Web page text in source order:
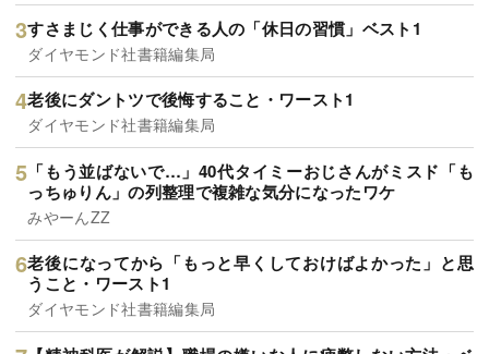
すさまじく仕事ができる人の「休日の習慣」ベスト1
ダイヤモンド社書籍編集局
老後にダントツで後悔すること・ワースト1
ダイヤモンド社書籍編集局
「もう並ばないで…」40代タイミーおじさんがミスド「も
っちゅりん」の列整理で複雑な気分になったワケ
みやーんZZ
老後になってから「もっと早くしておけばよかった」と思
うこと・ワースト1
ダイヤモンド社書籍編集局